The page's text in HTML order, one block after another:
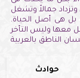
جمالاً وتشغل
بل هى أصل الحياة.
معها وليس التأخر
الناطق بالعربية
حوادث